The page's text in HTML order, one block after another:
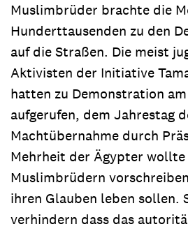
Muslimbrüder brachte die
Hunderttausenden zu den
auf die Straßen. Die meist
Aktivisten der Initiative
hatten zu Demonstration am
aufgerufen, dem Jahrestag
Machtübernahme durch
Mehrheit der Ägypter
Muslimbrüdern
ihren Glauben leben sollen.
verhindern dass das